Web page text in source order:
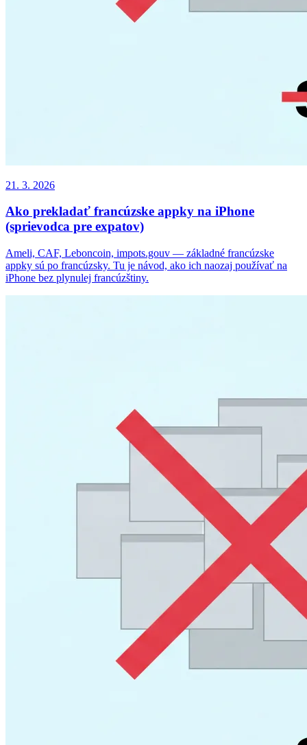
21. 3. 2026
Ako prekladať francúzske appky na iPhone
(sprievodca pre expatov)
Ameli, CAF, Leboncoin, impots.gouv — základné francúzske
appky sú po francúzsky. Tu je návod, ako ich naozaj používať na
iPhone bez plynulej francúzštiny.